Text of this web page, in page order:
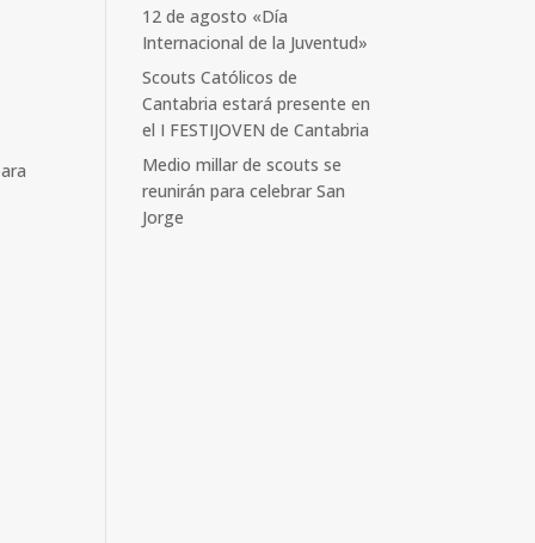
12 de agosto «Día
Internacional de la Juventud»
Scouts Católicos de
Cantabria estará presente en
el I FESTIJOVEN de Cantabria
Medio millar de scouts se
reunirán para celebrar San
Jorge